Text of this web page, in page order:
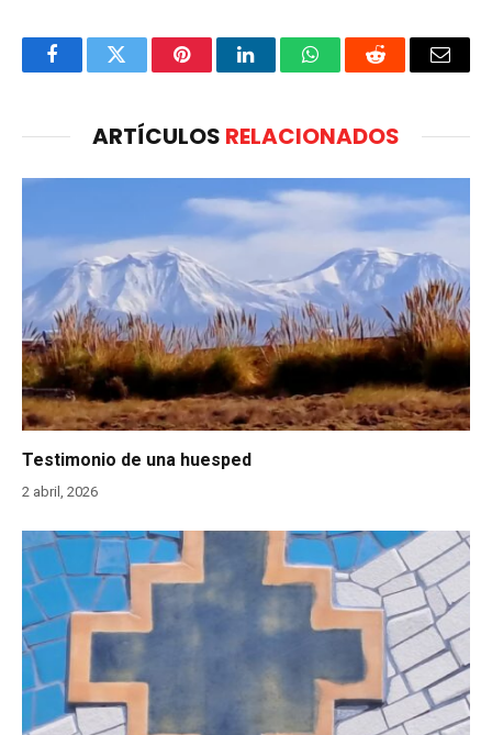
FacebookTwitter PinterestLinkedInWhatsAppReddit Email
ARTÍCULOS RELACIONADOS
Testimonio de una huesped
2 abril, 2026